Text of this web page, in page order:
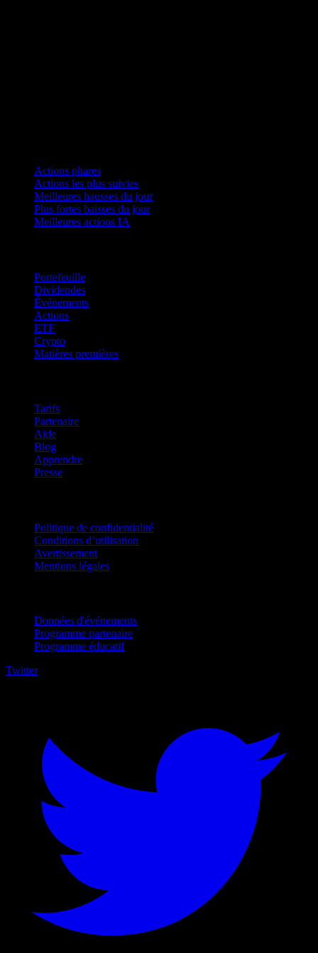
Actions phares
Actions les plus suivies
Meilleures hausses du jour
Plus fortes baisses du jour
Meilleures actions IA
Portefeuille
Dividendes
Événements
Actions
ETF
Crypto
Matières premières
Tarifs
Partenaire
Aide
Blog
Apprendre
Presse
Politique de confidentialité
Conditions d’utilisation
Avertissement
Mentions légales
Données d'événements
Programme partenaire
Programme éducatif
Twitter